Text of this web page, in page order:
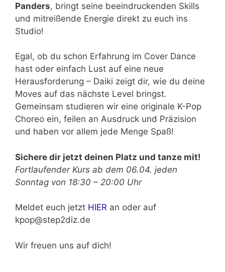
Panders, bringt seine beeindruckenden Skills
und mitreißende Energie direkt zu euch ins
Studio!
Egal, ob du schon Erfahrung im Cover Dance
hast oder einfach Lust auf eine neue
Herausforderung – Daiki zeigt dir, wie du deine
Moves auf das nächste Level bringst.
Gemeinsam studieren wir eine originale K-Pop
Choreo ein, feilen an Ausdruck und Präzision
und haben vor allem jede Menge Spaß!
Sichere dir jetzt deinen Platz und tanze mit!
Fortlaufender Kurs ab dem 06.04. jeden
Sonntag von 18:30 – 20:00 Uhr
Meldet euch jetzt HIER an oder auf
kpop@step2diz.de
Wir freuen uns auf dich!